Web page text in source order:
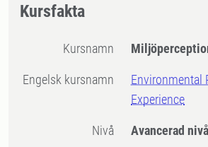
Kursfakta
Kursnamn
Engelsk kursnamn
Environmental
Experience
Nivå Avancerad nivå